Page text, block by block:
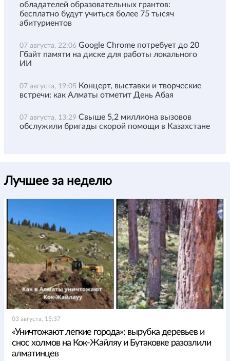
обладателей образовательных грантов:
бесплатно будут учиться более 75 тысяч
абитуриентов
07 августа, 22:06 Google Chrome потребует до 20
Гбайт памяти на диске для работы локального
ИИ
07 августа, 19:05 Концерт, выставки и творческие
встречи: как Алматы отметит День Абая
07 августа, 13:29 Свыше 5,2 миллиона вызовов
обслужили бригады скорой помощи в Казахстане
Лучшее за неделю
03 августа, 15:37
«Уничтожают легкие города»: вырубка деревьев и
снос холмов на Кок-Жайляу и Бутаковке разозлили
алматинцев